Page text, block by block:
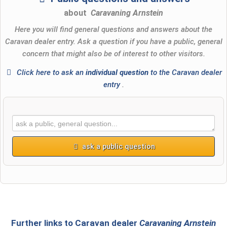
about Caravaning Arnstein
Here you will find general questions and answers about the
Caravan dealer entry. Ask a question if you have a public, general
concern that might also be of interest to other visitors.
Click here to ask anindividual question to the Caravan dealer
entry.
ask a public question
Further links to Caravan dealer Caravaning Arnstein